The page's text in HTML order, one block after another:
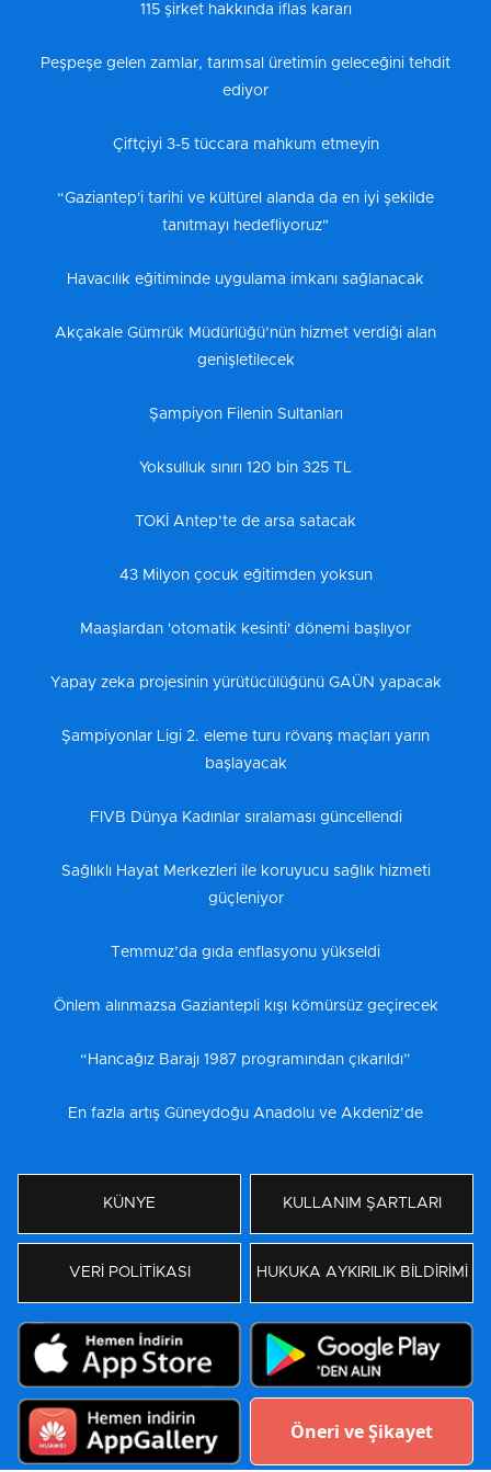
115 şirket hakkında iflas kararı
Peşpeşe gelen zamlar, tarımsal üretimin geleceğini tehdit
ediyor
Çiftçiyi 3-5 tüccara mahkum etmeyin
“Gaziantep'i tarihi ve kültürel alanda da en iyi şekilde
tanıtmayı hedefliyoruz"
Havacılık eğitiminde uygulama imkanı sağlanacak
Akçakale Gümrük Müdürlüğü’nün hizmet verdiği alan
genişletilecek
Şampiyon Filenin Sultanları
Yoksulluk sınırı 120 bin 325 TL
TOKİ Antep’te de arsa satacak
43 Milyon çocuk eğitimden yoksun
Maaşlardan 'otomatik kesinti' dönemi başlıyor
Yapay zeka projesinin yürütücülüğünü GAÜN yapacak
Şampiyonlar Ligi 2. eleme turu rövanş maçları yarın
başlayacak
FIVB Dünya Kadınlar sıralaması güncellendi
Sağlıklı Hayat Merkezleri ile koruyucu sağlık hizmeti
güçleniyor
Temmuz’da gıda enflasyonu yükseldi
Önlem alınmazsa Gaziantepli kışı kömürsüz geçirecek
“Hancağız Barajı 1987 programından çıkarıldı”
En fazla artış Güneydoğu Anadolu ve Akdeniz’de
KÜNYE KULLANIM ŞARTLARI
VERİ POLİTİKASI HUKUKA AYKIRILIK BİLDİRİMİ
Öneri ve Şikayet